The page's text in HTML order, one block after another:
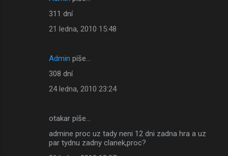
311 dní
21 ledna, 2010 15:48
Admin píše…
308 dní
24 ledna, 2010 23:24
otakar píše…
admine proc uz tady neni 12 dni zadna hra a uz
par tydnu zadny clanek,proc?